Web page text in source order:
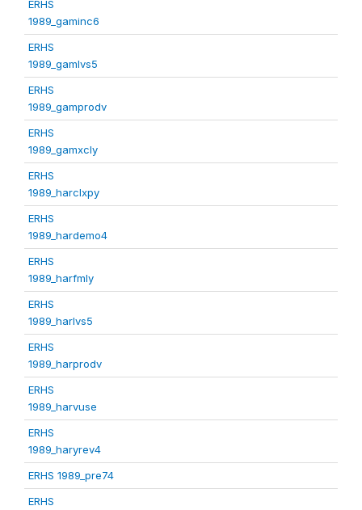
ERHS
1989_gaminc6
ERHS
1989_gamlvs5
ERHS
1989_gamprodv
ERHS
1989_gamxcly
ERHS
1989_harclxpy
ERHS
1989_hardemo4
ERHS
1989_harfmly
ERHS
1989_harlvs5
ERHS
1989_harprodv
ERHS
1989_harvuse
ERHS
1989_haryrev4
ERHS 1989_pre74
ERHS